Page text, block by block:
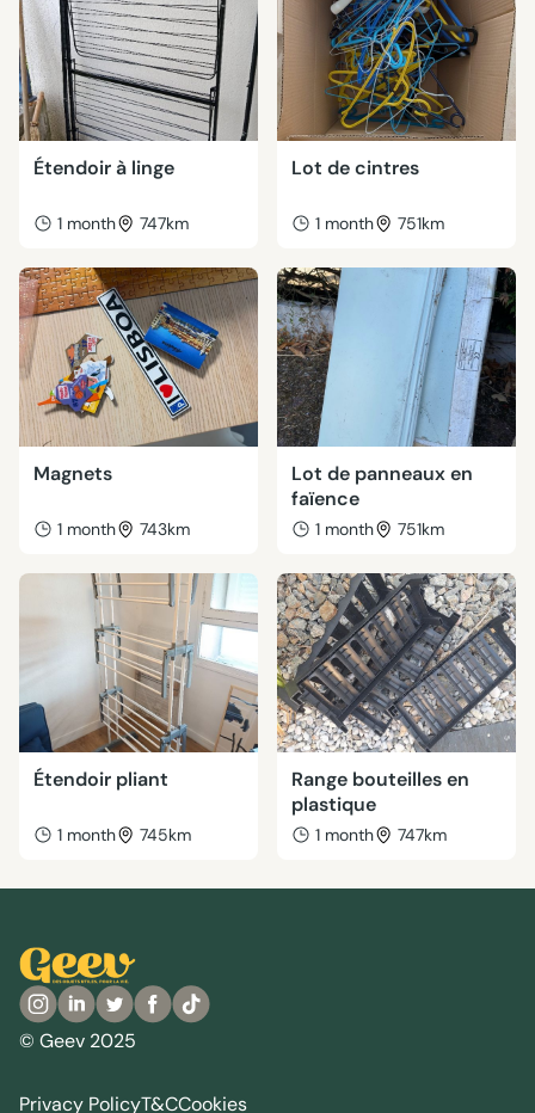
Étendoir à linge
1 month 747km
Lot de cintres
1 month 751km
Magnets
1 month 743km
Lot de panneaux en
faïence
1 month 751km
Étendoir pliant
1 month 745km
Range bouteilles en
plastique
1 month 747km
© Geev 2025
Privacy PolicyT&CCookies